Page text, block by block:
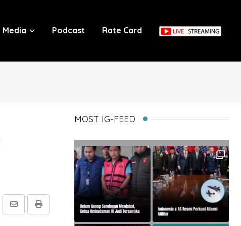
Media Podcast Rate Card
Print
Share
MOST IG-FEED